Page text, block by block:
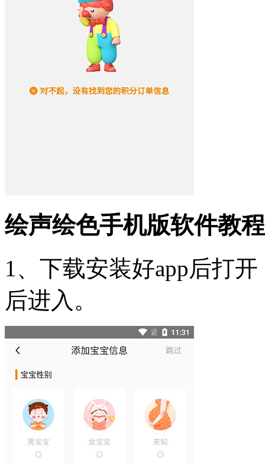
绘声绘色手机版软件教程
1、下载安装好app后打
后进入。